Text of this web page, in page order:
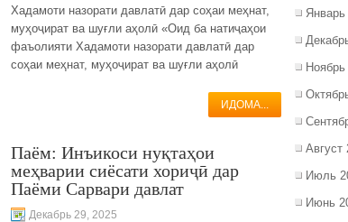
Хадамоти назорати давлатӣ дар соҳаи меҳнат,
муҳоҷират ва шуғли аҳолӣ «Оид ба натиҷаҳои
фаъолияти Хадамоти назорати давлатӣ дар
соҳаи меҳнат, муҳоҷират ва шуғли аҳолӣ
ИДОМА...
Паём: Инъикоси нуқтаҳои
меҳварии сиёсати хориҷӣ дар
Паёми Сарвари давлат
Декабрь 29, 2025
Январь
Август
Июль
Июнь